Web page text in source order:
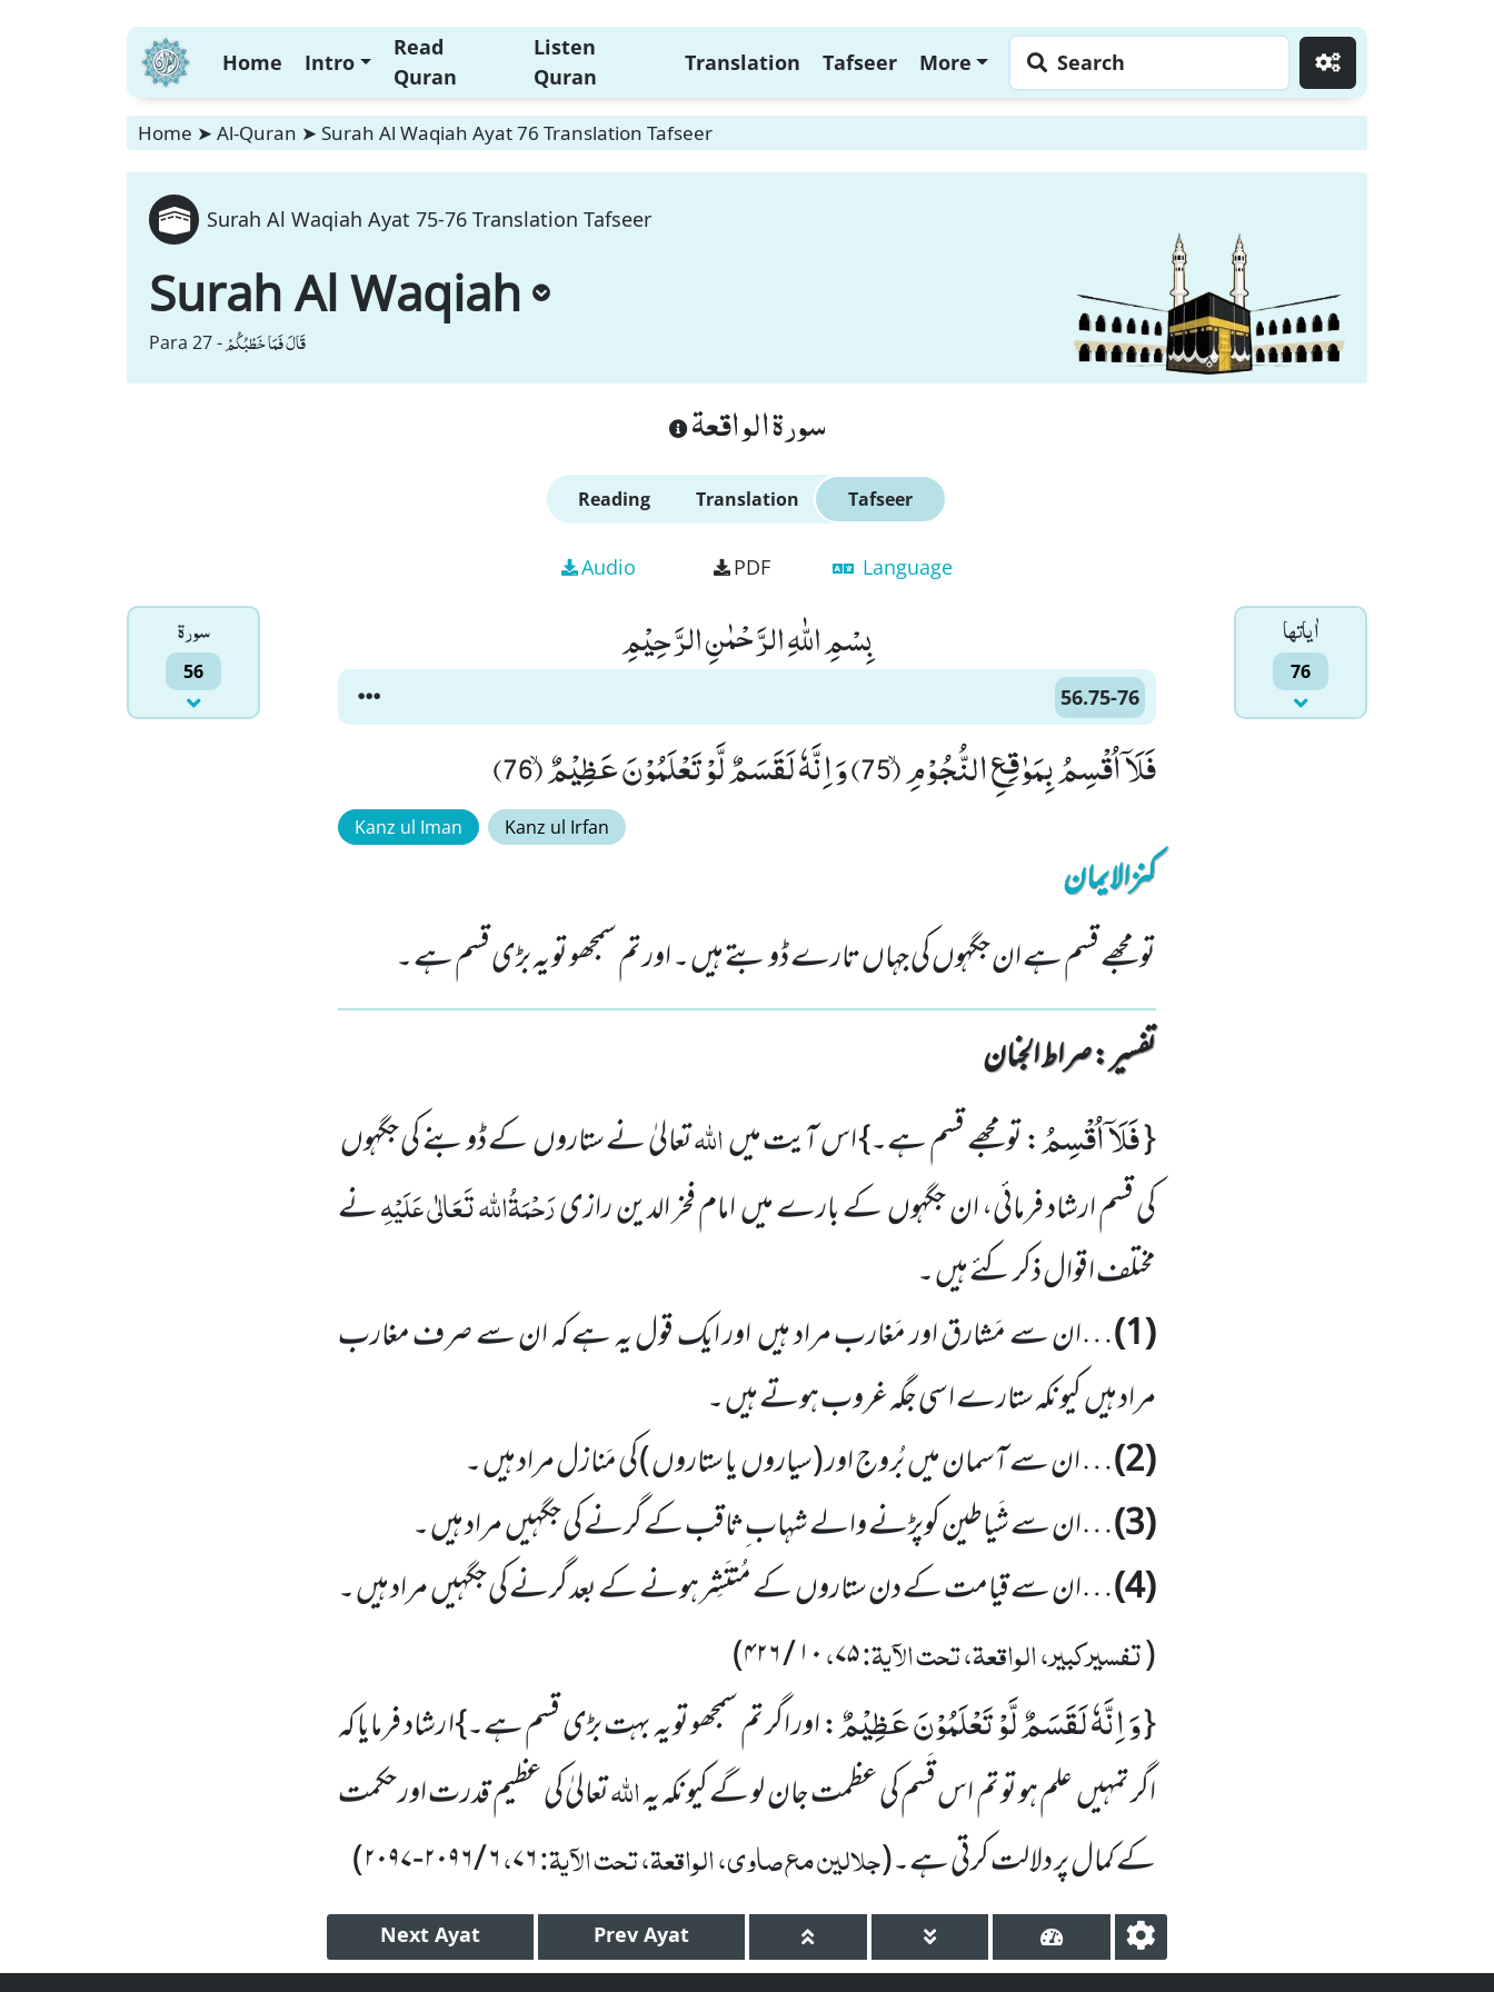
Home Intro
Read
Quran
Listen
Quran
Translation Tafseer More Search
Home ➤ Al-Quran ➤ Surah Al Waqiah Ayat 76 Translation Tafseer
Surah Al Waqiah Ayat 75-76 Translation Tafseer
Surah Al Waqiah
Para 27 -قَالَ فَمَا خَطْبُكُمْ
سورة الواقعة
Reading Translation Tafseer
Audio PDF Language
سورۃ
56
اٰياتها
76
بِسْمِ اللّٰهِ الرَّحْمٰنِ الرَّحِیْمِ
56.75-76
فَلَاۤ اُقْسِمُ بِمَوٰقِعِ النُّجُوْمِۙ (75) وَ اِنَّهٗ لَقَسَمٌ لَّوْ تَعْلَمُوْنَ عَظِیْمٌۙ (76)
Kanz ul Iman Kanz ul Irfan
کنزالایمان
تو مجھے قسم ہے ان جگہوں کی جہاں تارے ڈوبتے ہیں ۔ اور تم سمجھو تو یہ بڑی قسم ہے ۔
تفسیر : ‎صراط الجنان
{فَلَاۤ اُقْسِمُ: تو مجھے قسم ہے۔} اس آیت میںاللہتعالیٰ نے ستاروں کے ڈوبنے کی جگہوں
کی قسم ارشاد فرمائی، ان جگہوں کے بارے میں امام فخر الدین رازیرَحْمَۃُاللہ تَعَالٰی عَلَیْہِنے
مختلف اقوال ذکر کئے ہیں ۔
(1) …ان سے مَشارق اور مَغارب مراد ہیں اور ایک قول یہ ہے کہ ان سے صرف مغارب
مراد ہیں کیونکہ ستارے اسی جگہ غروب ہوتے ہیں ۔
(2) … ان سے آسمان میں بُروج اور(سیاروں یا ستاروں )کی مَنازل مراد ہیں ۔
(3) …ان سے شَیاطین کوپڑنے والے شہاب ِثاقب کے گرنے کی جگہیں مراد ہیں ۔
(4) …ان سے قیامت کے دن ستاروں کے مُنتَشِر ہونے کے بعد گرنے کی جگہیں مراد ہیں ۔
(تفسیرکبیر، الواقعۃ، تحت الآیۃ:۷۵،۱۰/۴۲۶)
{وَ اِنَّهٗ لَقَسَمٌ لَّوْ تَعْلَمُوْنَ عَظِیْمٌ: اور اگر تم سمجھو تو یہ بہت بڑی قسم ہے۔}ا رشاد فرمایا کہ
اگر تمہیں علم ہو تو تم اس قَسم کی عظمت جان لو گے کیونکہ یہاللہتعالیٰ کی عظیم قدرت اور حکمت
کے کمال پر دلالت کرتی ہے۔(جلالین مع صاوی، الواقعۃ، تحت الآیۃ:۷۶،۶/۲۰۹۶-۲۰۹۷)
Next Ayat Prev Ayat